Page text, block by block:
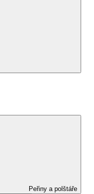
Peřiny a polštáře